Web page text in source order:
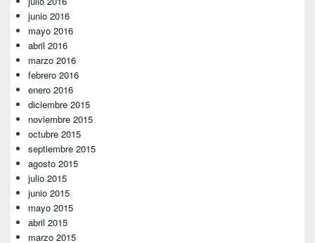
junio 2016
mayo 2016
abril 2016
marzo 2016
febrero 2016
enero 2016
diciembre 2015
noviembre 2015
octubre 2015
septiembre 2015
agosto 2015
julio 2015
junio 2015
mayo 2015
abril 2015
marzo 2015